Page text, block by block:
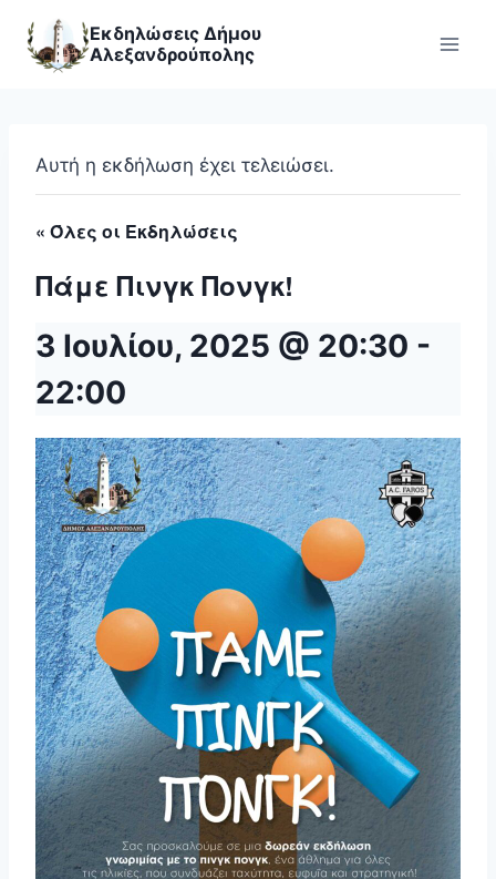
content
Εκδηλώσεις Δήμου
Αλεξανδρούπολης
Αυτή η εκδήλωση έχει τελειώσει.
« Όλες οι Εκδηλώσεις
Πάμε Πινγκ Πονγκ!
3 Ιουλίου, 2025 @ 20:30 -
22:00